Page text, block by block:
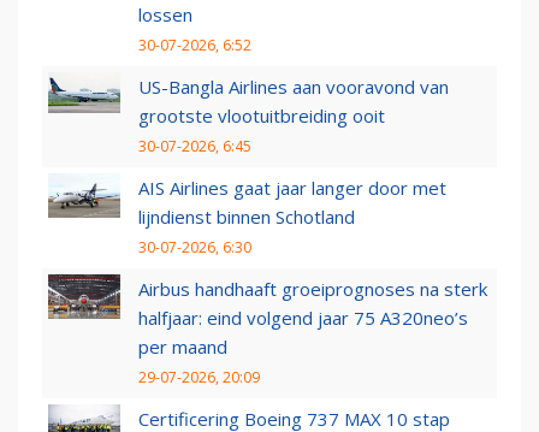
lossen
30-07-2026, 6:52
US-Bangla Airlines aan vooravond van
grootste vlootuitbreiding ooit
30-07-2026, 6:45
AIS Airlines gaat jaar langer door met
lijndienst binnen Schotland
30-07-2026, 6:30
Airbus handhaaft groeiprognoses na sterk
halfjaar: eind volgend jaar 75 A320neo’s
per maand
29-07-2026, 20:09
Certificering Boeing 737 MAX 10 stap